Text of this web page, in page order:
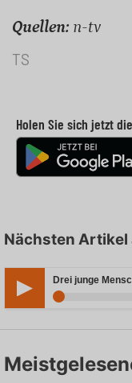
Quellen: n-tv
TS
Holen Sie sich jetzt
Nächsten Artikel